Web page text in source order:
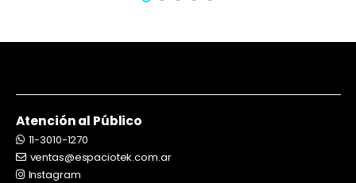
Atención al Público
11-3010-1270
ventas@espaciotek.com.ar
Instagram